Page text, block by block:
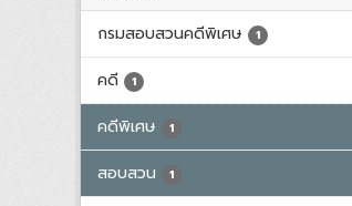
กรมสอบสวนคดีพิเศษ
1
คดี 1
คดีพิเศษ 1
สอบสวน
1